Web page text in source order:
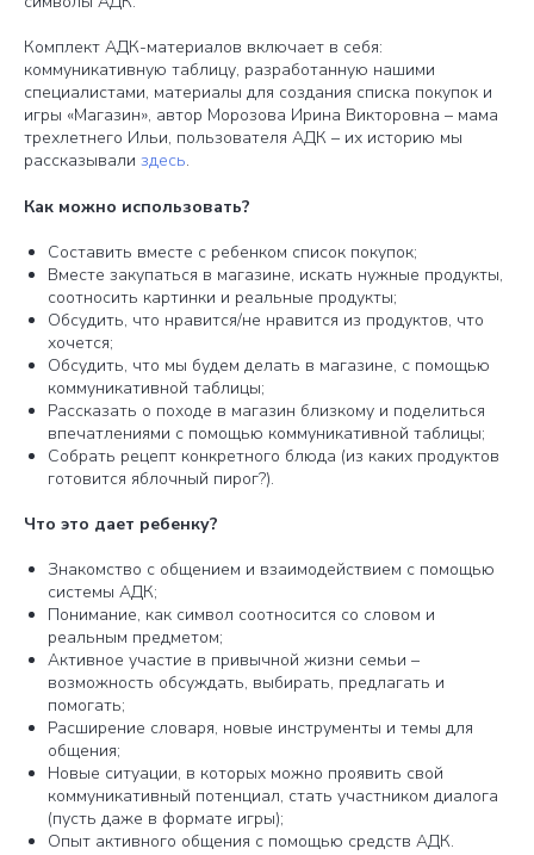
Комплект АДК-материалов включает в себя:
коммуникативную таблицу, разработанную нашими
специалистами, материалы для создания списка покупок и
игры «Магазин», автор Морозова Ирина Викторовна – мама
трехлетнего Ильи, пользователя АДК – их историю мы
рассказывали здесь.
Как можно использовать?
Составить вместе с ребенком список покупок;
Вместе закупаться в магазине, искать нужные продукты,
соотносить картинки и реальные продукты;
Обсудить, что нравится/не нравится из продуктов, что
хочется;
Обсудить, что мы будем делать в магазине, с помощью
коммуникативной таблицы;
Рассказать о походе в магазин близкому и поделиться
впечатлениями с помощью коммуникативной таблицы;
Собрать рецепт конкретного блюда (из каких продуктов
готовится яблочный пирог?).
Что это дает ребенку?
Знакомство с общением и взаимодействием с помощью
системы АДК;
Понимание, как символ соотносится со словом и
реальным предметом;
Активное участие в привычной жизни семьи –
возможность обсуждать, выбирать, предлагать и
помогать;
Расширение словаря, новые инструменты и темы для
общения;
Новые ситуации, в которых можно проявить свой
коммуникативный потенциал, стать участником диалога
(пусть даже в формате игры);
Опыт активного общения с помощью средств АДК.